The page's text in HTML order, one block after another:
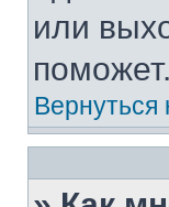
или
поможет.
Вернуться